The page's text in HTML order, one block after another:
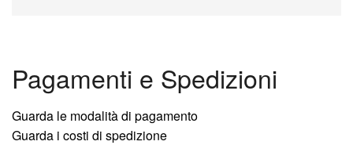
Pagamenti e Spedizioni
Guarda le modalità di pagamento
Guarda i costi di spedizione